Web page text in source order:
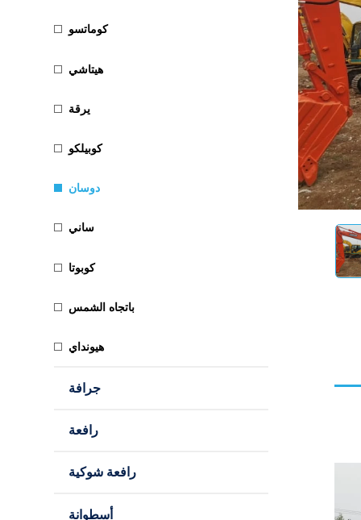
كوماتسو
هيتاشي
يرقة
كوبيلكو
دوسان
ساني
كوبوتا
باتجاه الشمس
هيونداي
جرافة
رافعة
رافعة شوكية
أسطوانة